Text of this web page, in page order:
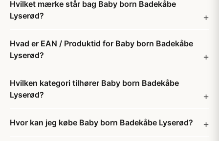
Hvilket mærke står bag Baby born Badekåbe
Lyserød?
Hvad er EAN / Produktid for Baby born Badekåbe
Lyserød?
Hvilken kategori tilhører Baby born Badekåbe
Lyserød?
Hvor kan jeg købe Baby born Badekåbe Lyserød?